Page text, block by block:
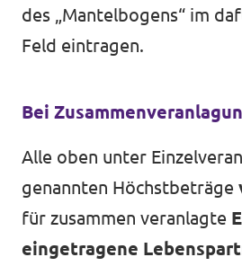
des „Mantelbogens“ im
Feld eintragen.
Bei
Alle oben unter
genannten Höchstbeträge
für zusammen veranlagte
eingetragene